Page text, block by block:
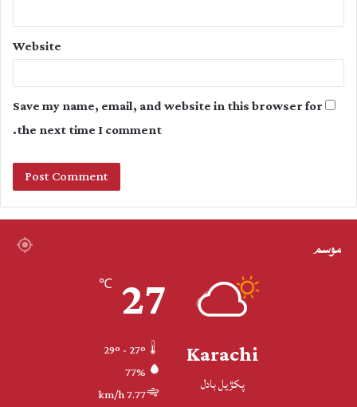
Website
Save my name, email, and website in this browser for
the next time I comment.
موسم
Karachi
پکڙيل بادل
27
℃
77%
7.77 km/h